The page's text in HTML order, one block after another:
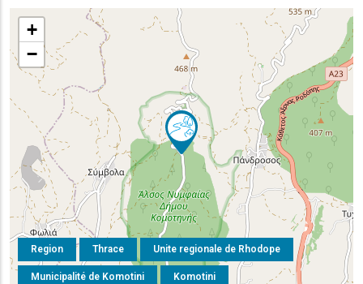
Region Thrace Unite regionale de Rhodope
Municipalité de Komotini Komotini
+
−